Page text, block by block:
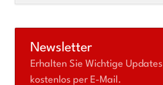
überspringen
Newsletter
Erhalten Sie Wichtige Updates
kostenlos per E-Mail.